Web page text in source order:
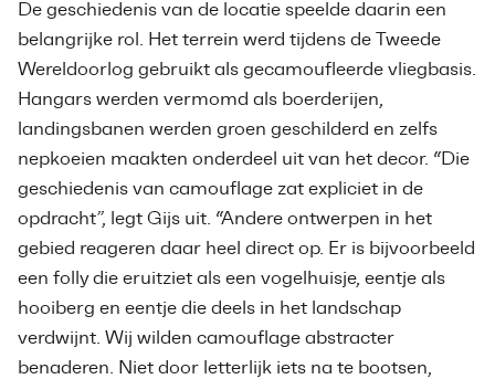
De geschiedenis van de locatie speelde daarin een
belangrijke rol. Het terrein werd tijdens de Tweede
Wereldoorlog gebruikt als gecamoufleerde vliegbasis.
Hangars werden vermomd als boerderijen,
landingsbanen werden groen geschilderd en zelfs
nepkoeien maakten onderdeel uit van het decor. “Die
geschiedenis van camouflage zat expliciet in de
opdracht”, legt Gijs uit. “Andere ontwerpen in het
gebied reageren daar heel direct op. Er is bijvoorbeeld
een folly die eruitziet als een vogelhuisje, eentje als
hooiberg en eentje die deels in het landschap
verdwijnt. Wij wilden camouflage abstracter
benaderen. Niet door letterlijk iets na te bootsen,